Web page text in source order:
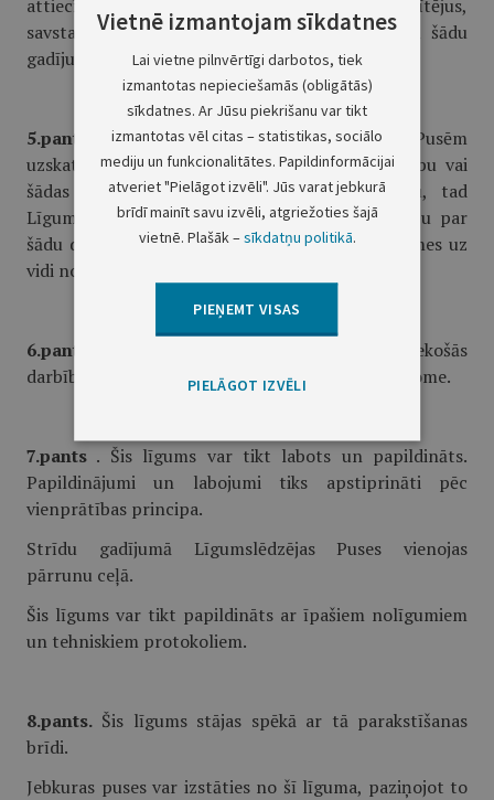
attiecīgās Līgumslēdzējas Puses un veiks tūlītējus,
savstarpēji saskaņotus pasākumus, lai likvidētu šādu
gadījumu sekas.
5.pants.
Gadījumā, ja kāda no Līgumslēdzējām Pusēm
uzskata kādu citas Līgumslēdzējas Puses darbību vai
šādas darbības plānošanu par videi bīstamu, tad
Līgumslēdzējas Puses apmainīsies ar informāciju par
šādu darbību, ietverot sadarbības iespējas ietekmes uz
vidi novērtējumā.
6.pants
. Vispārējo šī līguma ietvaros notiekošās
darbības saskaņošanu veiks Baltijas Ministru padome.
7.pants . Šis līgums var tikt labots un papildināts.
Papildinājumi un labojumi tiks apstiprināti pēc
vienprātības principa.
Strīdu gadījumā Līgumslēdzējas Puses vienojas
pārrunu ceļā.
Šis līgums var tikt papildināts ar īpašiem nolīgumiem
un tehniskiem protokoliem.
8.pants. Šis līgums stājas spēkā ar tā parakstīšanas
brīdi.
Jebkuras puses var izstāties no šī līguma, paziņojot to
Vietnē izmantojam sīkdatnes
Lai vietne pilnvērtīgi darbotos, tiek
izmantotas nepieciešamās (obligātās)
sīkdatnes. Ar Jūsu piekrišanu var tikt
izmantotas vēl citas – statistikas, sociālo
mediju un funkcionalitātes. Papildinformācijai
atveriet "Pielāgot izvēli". Jūs varat jebkurā
brīdī mainīt savu izvēli, atgriežoties šajā
vietnē. Plašāk –sīkdatņu politikā.
PIEŅEMT VISAS
PIELĀGOT IZVĒLI